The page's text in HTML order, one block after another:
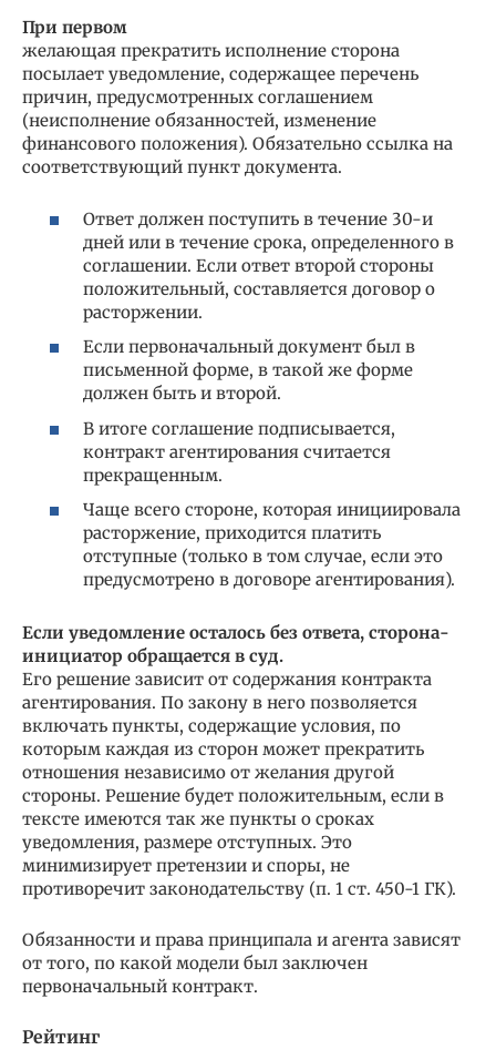
При первом
желающая прекратить исполнение сторона
посылает уведомление, содержащее перечень
причин, предусмотренных соглашением
(неисполнение обязанностей, изменение
финансового положения). Обязательно ссылка на
соответствующий пункт документа.
Ответ должен поступить в течение 30-и
дней или в течение срока, определенного в
соглашении. Если ответ второй стороны
положительный, составляется договор о
расторжении.
Если первоначальный документ был в
письменной форме, в такой же форме
должен быть и второй.
В итоге соглашение подписывается,
контракт агентирования считается
прекращенным.
Чаще всего стороне, которая инициировала
расторжение, приходится платить
отступные (только в том случае, если это
предусмотрено в договоре агентирования).
Если уведомление осталось без ответа, сторона-
инициатор обращается в суд.
Его решение зависит от содержания контракта
агентирования. По закону в него позволяется
включать пункты, содержащие условия, по
которым каждая из сторон может прекратить
отношения независимо от желания другой
стороны. Решение будет положительным, если в
тексте имеются так же пункты о сроках
уведомления, размере отступных. Это
минимизирует претензии и споры, не
противоречит законодательству (п. 1 ст. 450-1 ГК).
Обязанности и права принципала и агента зависят
от того, по какой модели был заключен
первоначальный контракт.
Рейтинг